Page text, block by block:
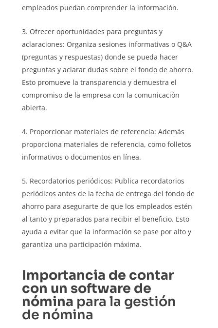
empleados puedan comprender la información.
Ofrecer oportunidades para preguntas y
aclaraciones: Organiza sesiones informativas o Q&A
(preguntas y respuestas) donde se pueda hacer
preguntas y aclarar dudas sobre el fondo de ahorro.
Esto promueve la transparencia y demuestra el
compromiso de la empresa con la comunicación
abierta.
Proporcionar materiales de referencia: Además
proporciona materiales de referencia, como folletos
informativos o documentos en línea.
Recordatorios periódicos: Publica recordatorios
periódicos antes de la fecha de entrega del fondo de
ahorro para asegurarte de que los empleados estén
al tanto y preparados para recibir el beneficio. Esto
ayuda a evitar que la información se pase por alto y
garantiza una participación máxima.
Importancia de contar
con un software de
nómina para la gestión
de nómina